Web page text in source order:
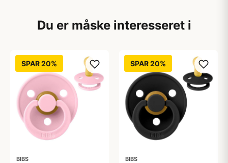
Du er måske interesseret i
SPAR 20%
BIBS
SPAR 20%
BIBS